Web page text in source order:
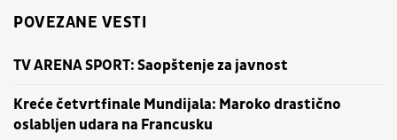
POVEZANE VESTI
TV ARENA SPORT: Saopštenje za javnost
Kreće četvrtfinale Mundijala: Maroko drastično
oslabljen udara na Francusku